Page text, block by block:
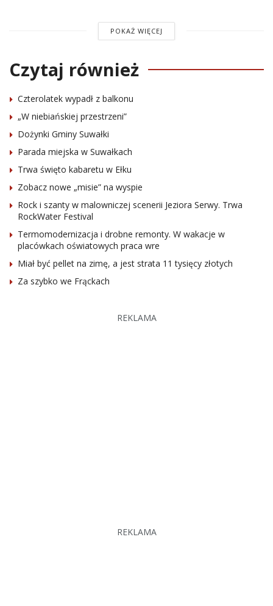
POKAŻ WIĘCEJ
Czytaj również
Czterolatek wypadł z balkonu
„W niebiańskiej przestrzeni”
Dożynki Gminy Suwałki
Parada miejska w Suwałkach
Trwa święto kabaretu w Ełku
Zobacz nowe „misie” na wyspie
Rock i szanty w malowniczej scenerii Jeziora Serwy. Trwa
RockWater Festival
Termomodernizacja i drobne remonty. W wakacje w
placówkach oświatowych praca wre
Miał być pellet na zimę, a jest strata 11 tysięcy złotych
Za szybko we Frąckach
REKLAMA
REKLAMA